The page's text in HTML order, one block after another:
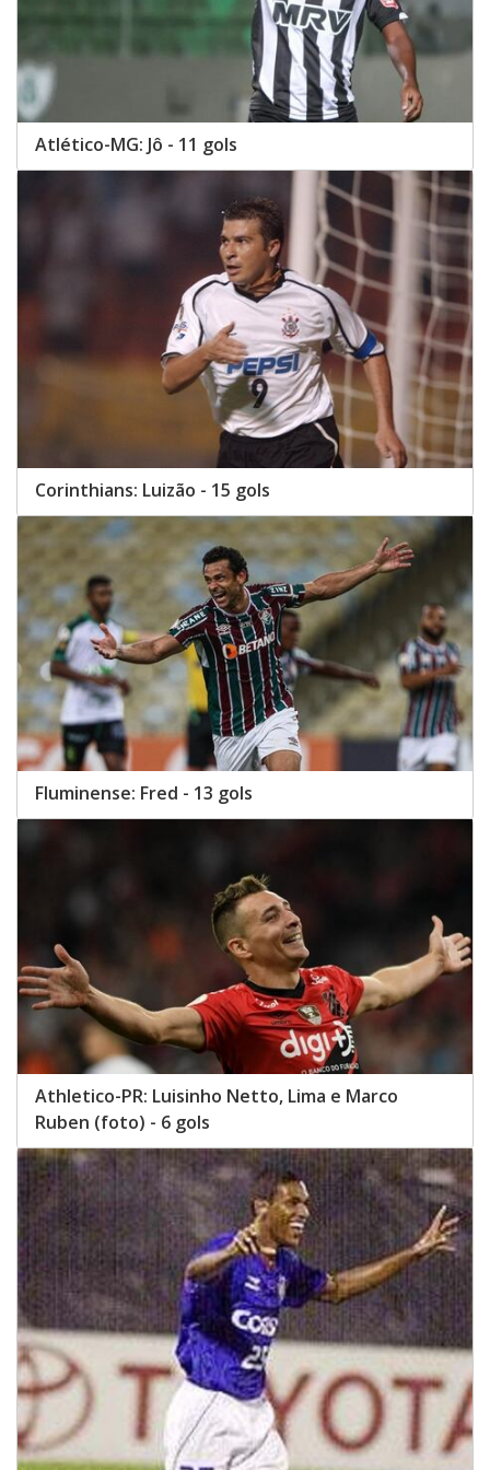
Atlético-MG: Jô - 11 gols
Corinthians: Luizão - 15 gols
Fluminense: Fred - 13 gols
Athletico-PR: Luisinho Netto, Lima e Marco
Ruben (foto) - 6 gols